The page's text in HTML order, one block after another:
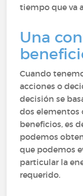
tiempo que va
Una
Cuando
acciones o
decisión se
dos elementos
beneficios, es
podemos
que podemos
particular la
requerido.